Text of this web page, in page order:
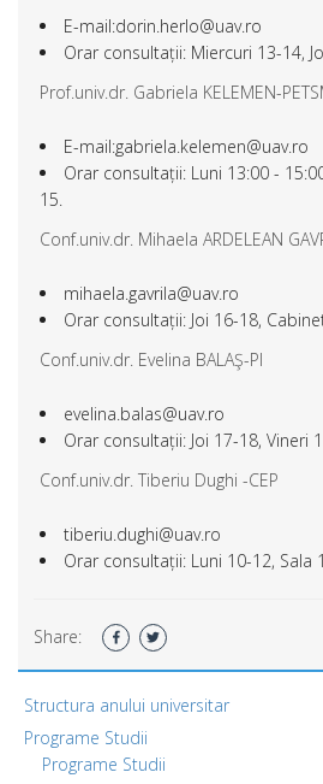
E-mail:dorin.herlo@uav.ro
Orar consultații: Miercuri 13-14,
Prof.univ.dr. Gabriela KELEMEN-
E-mail:gabriela.kelemen@uav.ro
Orar consultații: Luni 13:00 -
15.
Conf.univ.dr. Mihaela ARDELEAN
mihaela.gavrila@uav.ro
Orar consultații: Joi 16-18,
Conf.univ.dr. Evelina BALAŞ-PI
evelina.balas@uav.ro
Orar consultații: Joi 17-18, Vineri
Conf.univ.dr. Tiberiu Dughi -CEP
tiberiu.dughi@uav.ro
Orar consultații: Luni 10-12, Sala
Share:
Structura anului universitar
Programe Studii
Programe Studii